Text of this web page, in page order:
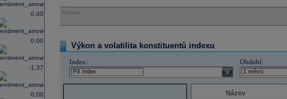
0,00
0,00
-1,37
0,00
Reklama
Výkon a volatilita konstituentů indexu
Index:
select
Období:
Název